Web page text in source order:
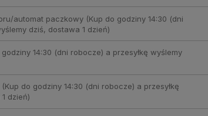
automat paczkowy(Kup do godziny 14:30 (dni
dziś, dostawa 1 dzień)
godziny 14:30 (dni robocze) a przesyłkę wyślemy
(Kup do godziny 14:30 (dni robocze) a przesyłkę
dzień)